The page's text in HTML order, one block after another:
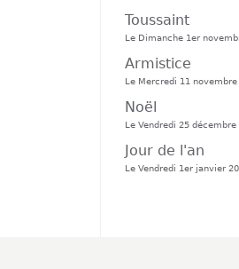
Toussaint
Le Dimanche 1er
Armistice
Le Mercredi 11 novembre
Noël
Le Vendredi 25 décembre
Jour de l'an
Le Vendredi 1er janvier